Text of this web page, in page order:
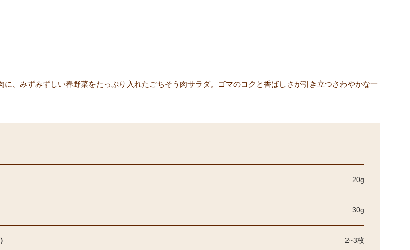
に、みずみずしい春野菜をたっぷり入れたごちそう肉サラダ。ゴマのコクと香ばしさが引き立つさわやかな一
20g
30g
2~3枚